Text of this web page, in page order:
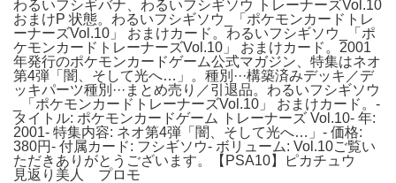
わるいフシギバナ、わるいフシギソウ トレーナーズVol.10
おまけP 状態。わるいフシギソウ_「ポケモンカードトレ
ーナーズVol.10」 おまけカード。わるいフシギソウ_「ポ
ケモンカードトレーナーズVol.10」 おまけカード。2001
年発行のポケモンカードゲーム公式マガジン、特集はネオ
第4弾「闇、そして光へ…」。種別···構築済みデッキ／デ
ッキパーツ種別···まとめ売り／引退品。わるいフシギソウ
_「ポケモンカードトレーナーズVol.10」 おまけカード。-
タイトル: ポケモンカードゲーム トレーナーズ Vol.10- 年:
2001- 特集内容: ネオ第4弾「闇、そして光へ…」- 価格:
380円- 付属カード: フシギソウ- ボリューム: Vol.10ご覧い
ただきありがとうございます。【PSA10】ピカチュウ
見返り美人 プロモ